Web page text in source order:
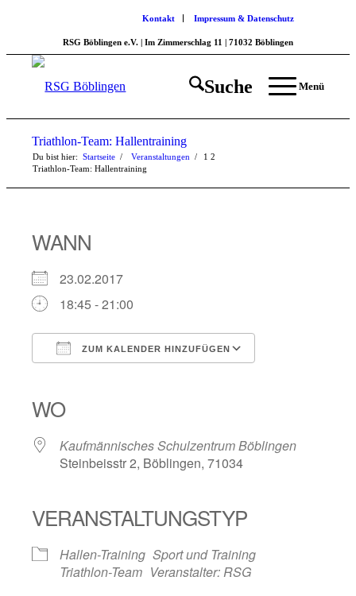
Kontakt Impressum & Datenschutz
RSG Böblingen e.V. | Im Zimmerschlag 11 | 71032 Böblingen
Suche Menü
Triathlon-Team: Hallentraining
Du bist hier: Startseite 1
/ Veranstaltungen 2
/
Triathlon-Team: Hallentraining
WANN
23.02.2017
18:45 - 21:00
ZUM KALENDER HINZUFÜGEN
WO
Kaufmännisches Schulzentrum Böblingen
Steinbeisstr 2, Böblingen, 71034
VERANSTALTUNGSTYP
Hallen-Training Sport und Training
Triathlon-Team Veranstalter: RSG